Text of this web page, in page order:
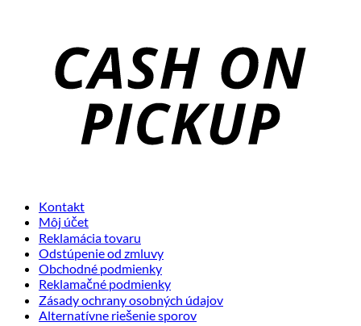
Kontakt
Môj účet
Reklamácia tovaru
Odstúpenie od zmluvy
Obchodné podmienky
Reklamačné podmienky
Zásady ochrany osobných údajov
Alternatívne riešenie sporov